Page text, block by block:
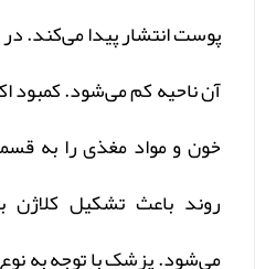
پوست انتشار پیدا می‌کند.
آن ناحیه کم می‌شود. کمبود
خون و مواد مغذی را به
روند باعث تشکیل
می‌شود. پزشک با توجه به